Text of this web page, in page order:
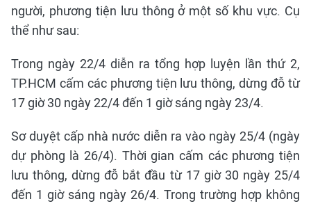
người, phương tiện lưu thông ở một số khu vực. Cụ
thể như sau:
Trong ngày 22/4 diễn ra tổng hợp luyện lần thứ 2,
TP.HCM cấm các phương tiện lưu thông, dừng đỗ từ
17 giờ 30 ngày 22/4 đến 1 giờ sáng ngày 23/4.
Sơ duyệt cấp nhà nước diễn ra vào ngày 25/4 (ngày
dự phòng là 26/4). Thời gian cấm các phương tiện
lưu thông, dừng đỗ bắt đầu từ 17 giờ 30 ngày 25/4
đến 1 giờ sáng ngày 26/4. Trong trường hợp không